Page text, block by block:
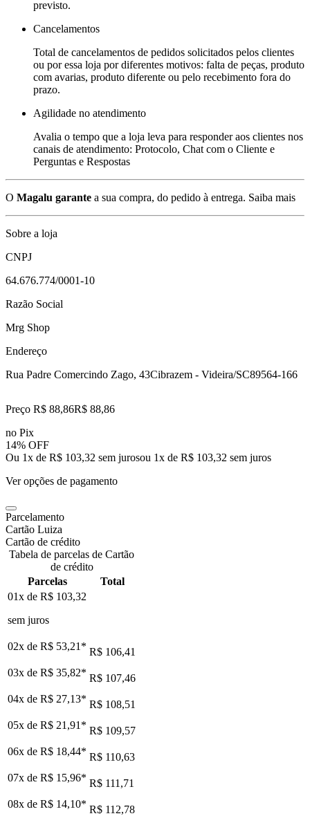
previsto.
Cancelamentos
Total de cancelamentos de pedidos solicitados pelos clientes
ou por essa loja por diferentes motivos: falta de peças, produto
com avarias, produto diferente ou pelo recebimento fora do
prazo.
Agilidade no atendimento
Avalia o tempo que a loja leva para responder aos clientes nos
canais de atendimento: Protocolo, Chat com o Cliente e
Perguntas e Respostas
O Magalu garante a sua compra, do pedido à entrega. Saiba mais
Sobre a loja
CNPJ
64.676.774/0001-10
Razão Social
Mrg Shop
Endereço
Rua Padre Comercindo Zago, 43Cibrazem - Videira/SC89564-166
Preço R$ 88,86R$ 88,86
no Pix
14% OFF
Ou 1x de R$ 103,32 sem jurosou 1x de R$ 103,32 sem juros
Ver opções de pagamento
Parcelamento
Cartão Luiza
Cartão de crédito
Tabela de parcelas de Cartão
de crédito
Parcelas
Total
01x de R$ 103,32
sem juros
02x de R$ 53,21 * R$ 106,41
03x de R$ 35,82* R$ 107,46
04x de R$ 27,13* R$ 108,51
05x de R$ 21,91 * R$ 109,57
06x de R$ 18,44* R$ 110,63
07x de R$ 15,96* R$ 111,71
08x de R$ 14,10* R$ 112,78